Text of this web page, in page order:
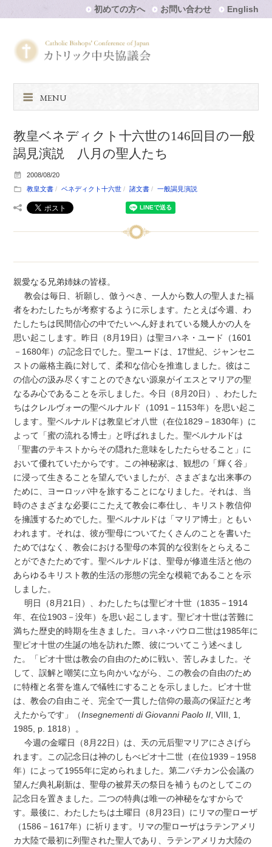
初めての方へ お問い合わせ English
MENU
教皇ベネディクト十六世の146回目の一般
謁見演説 八月の聖人たち
2008/08/20
教皇文書
ベネディクト十六世 諸文書 一般謁見演説
親愛なる兄弟姉妹の皆様。
教会は毎日、祈願し、倣うべき、一人から数人の聖人また福
者をわたしたちが考察するように示します。たとえば今週、わ
たしたちは民間信心の中でたいへん好まれている幾人かの人を
思い起こします。昨日（8月19日）は聖ヨハネ・ユード（1601
－1680年）の記念日でした。聖ユードは、17世紀、ジャンセニ
ストの厳格主義に対して、柔和な信心を推進しました。彼はこ
の信心の汲み尽くすことのできない源泉がイエスとマリアの聖
なるみ心であることを示しました。今日（8月20日）、わたした
ちはクレルヴォーの聖ベルナルド（1091－1153年）を思い起こ
します。聖ベルナルドは教皇ピオ八世（在位1829－1830年）に
よって「蜜の流れる博士」と呼ばれました。聖ベルナルドは
「聖書のテキストからその隠れた意味をしたたらせること」に
おいて優れていたからです。この神秘家は、観想の「輝く谷」
に浸って生きることを望んでいましたが、さまざまな出来事の
ために、ヨーロッパ中を旅することになりました。それは、当
時のさまざまな必要にこたえて教会に奉仕し、キリスト教信仰
を擁護するためでした。聖ベルナルドは「マリア博士」ともい
われます。それは、彼が聖母についてたくさんのことを書いた
ためではなく、教会における聖母の本質的な役割をとらえるこ
とができたためです。聖ベルナルドは、聖母が修道生活と他の
あらゆるキリスト教的生活の形態の完全な模範であることを示
しました。
明日（8月21日）、わたしたちは聖ピオ十世（1835－1914
年、在位1903－没年）を思い起こします。聖ピオ十世は苦難に
満ちた歴史的時期を生きました。ヨハネ･パウロ二世は1985年に
聖ピオ十世の生誕の地を訪れた際、彼についてこう述べまし
た。「ピオ十世は教会の自由のために戦い、苦しみました。そ
して、誤解と嘲笑に立ち向かいながら、この教会の自由のため
に特権と名誉を進んで犠牲にすることを示しました。ピオ十世
は、教会の自由こそ、完全で一貫した信仰の最高の保証だと考
えたからです」（Insegnementi di Giovanni Paolo II , VIII, 1,
1985, p. 1818）。
今週の金曜日（8月22日）は、天の元后聖マリアにささげら
れます。この記念日は神のしもべピオ十二世（在位1939－1958
年）によって1955年に定められました。第二バチカン公会議の
望んだ典礼刷新は、聖母の被昇天の祭日を補うものとしてこの
記念日を置きました。二つの特典は唯一の神秘をなすからで
す。最後に、わたしたちは土曜日（8月23日）にリマの聖ローザ
（1586－1617年）に祈ります。リマの聖ローザはラテンアメリ
カ大陸で最初に列聖された聖人であり、ラテンアメリカ大陸の